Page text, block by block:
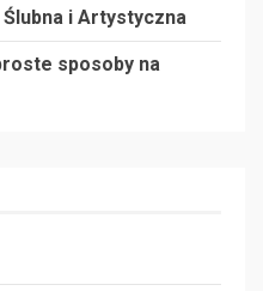
i Artystyczna
sposoby na